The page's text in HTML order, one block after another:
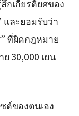
กเกียรติยศของ
และยอมรับว่า
ที่ผิดกฎหมาย
30,000 เยน
ต์ของตนเอง